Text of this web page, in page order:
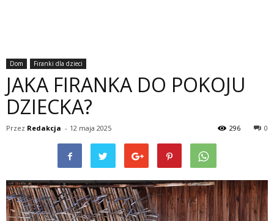
Dom Firanki dla dzieci
JAKA FIRANKA DO POKOJU
DZIECKA?
Przez Redakcja - 12 maja 2025 0
296